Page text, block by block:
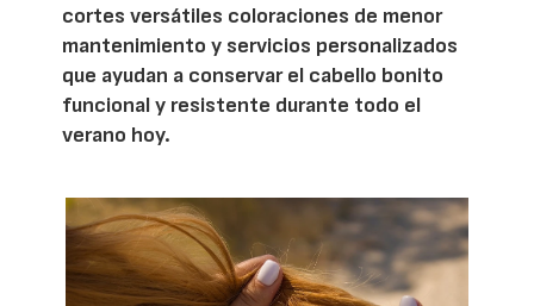
cortes versátiles coloraciones de menor
mantenimiento y servicios personalizados
que ayudan a conservar el cabello bonito
funcional y resistente durante todo el
verano hoy.